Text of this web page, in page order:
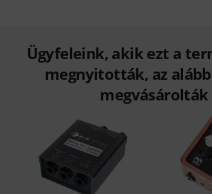
Ügyfeleink, akik ezt a
megnyitották, az
megvásárolták